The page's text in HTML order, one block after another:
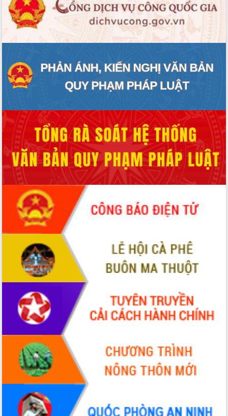
ứng để giữ vững thị trường xuất khẩu
Diễn đàn Kinh tế tư nhân Việt Nam đột
phá cơ chế - Hợp tác công tư
Đề án 06 tạo bước ngoặt đột phá trong
Kết nối tour, đẩy mạnh chuyển đổi số
để phát triển du lịch Đắk Lắk
Khởi động Dự án Đầu tư xây dựng hạ
Gặp mặt các cơ quan báo chí nhân Kỷ
niệm 101 năm Ngày Báo chí Cách
mạng Việt Nam
Đắk Lắk sơ kết 4 năm triển khai thực
hiện Đề án 06 của Chính phủ
Họp báo thông tin về Hội nghị Công bố
Quy hoạch và Xúc tiến đầu tư tỉnh Đắk
Khơi thông điểm nghẽn, đẩy nhanh
giải ngân vốn khắc phục thiên tai
HĐND tỉnh thông qua điều chỉnh Quy
hoạch tỉnh thời kỳ 2021-2030
Hội thảo góp ý hồ sơ điều chỉnh quy
hoạch tỉnh Đắk Lắk thời kỳ 2021-2030,
tầm nhìn đến năm 2050
Nâng cao hiệu quả hoạt động của các
doanh nghiệp nhà nước
Hội nghị triển khai kết nối mạng
truyền số liệu chuyên dùng phục vụ cơ
quan Đảng, Nhà nước
Lễ phát động chuỗi hoạt động chung
tay làm sạch môi trường
Xã Ea Kar bước chuyển mình trong
công tác cải cách hành chính mô hình
UBND tỉnh họp báo định kỳ tháng 4
năm 2026